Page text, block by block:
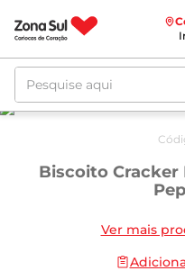
Pesquise aqui
Biscoito Cracker
Ver mais